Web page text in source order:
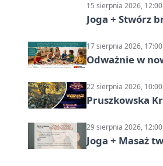
15 sierpnia 2026, 12:00
Joga + Stwórz
17 sierpnia 2026, 17:00
Odważnie w
22 sierpnia 2026, 10:00
Pruszkowska
29 sierpnia 2026, 12:00
Joga + Masaż